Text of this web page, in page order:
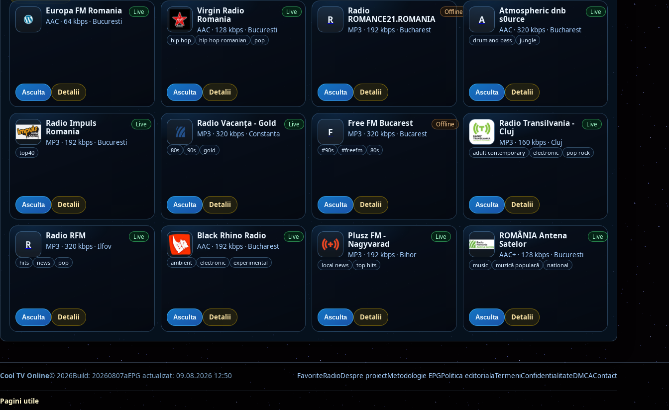
Europa FM Romania
AAC · 64 kbps · Bucuresti
Live
Asculta Detalii
Virgin Radio
Romania
AAC · 128 kbps · Bucuresti
Live
hip hop hip hop romanian pop
Asculta Detalii
R
Radio
ROMANCE21.ROMANIA
MP3 · 192 kbps · Bucharest
Offline
Asculta Detalii
A
Atmospheric dnb
s0urce
AAC · 320 kbps · Bucharest
Live
drum and bass jungle
Asculta Detalii
Radio Impuls
Romania
MP3 · 192 kbps · Bucuresti
Live
top40
Asculta Detalii
Radio Vacanța - Gold
MP3 · 320 kbps · Constanta
Live
80s 90s gold
Asculta Detalii
F
Free FM Bucarest
MP3 · 320 kbps · Bucarest
Offline
#90s #freefm 80s
Asculta Detalii
Radio Transilvania -
Cluj
MP3 · 160 kbps · Cluj
Live
adult contemporary electronic pop rock
Asculta Detalii
R
Radio RFM
MP3 · 320 kbps · Ilfov
Live
hits news pop
Asculta Detalii
Black Rhino Radio
AAC · 192 kbps · Bucharest
Live
ambient electronic experimental
Asculta Detalii
Plusz FM -
Nagyvarad
MP3 · 192 kbps · Bihor
Live
local news top hits
Asculta Detalii
ROMÂNIA Antena
Satelor
AAC+ · 128 kbps · Bucuresti
Live
music muzică populară national
Asculta Detalii
Cool TV Online© 2026Build: 20260807aEPG actualizat: 09.08.2026 12:50 FavoriteRadioDespre proiectMetodologie EPGPolitica editorialaTermeniConfidentialitateDMCAContact
Pagini utile